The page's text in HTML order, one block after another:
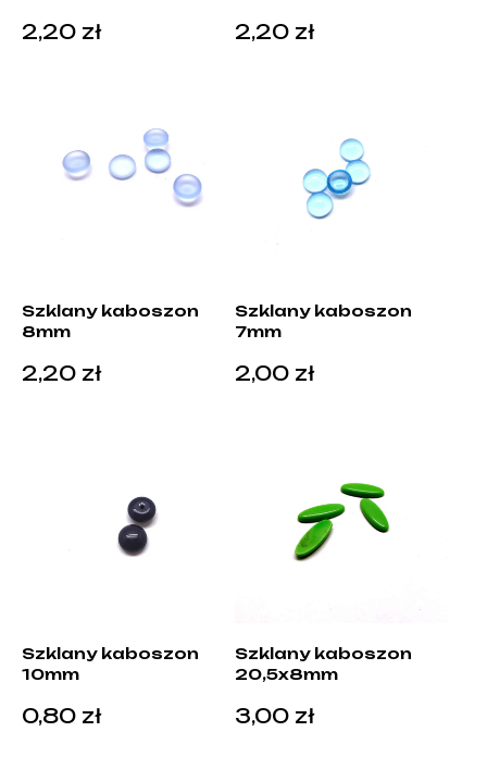
2,20 zł 2,20 zł
Szklany kaboszon
8mm
2,20 zł
Szklany kaboszon
7mm
2,00 zł
Szklany kaboszon
10mm
0,80 zł
Szklany kaboszon
20,5x8mm
3,00 zł